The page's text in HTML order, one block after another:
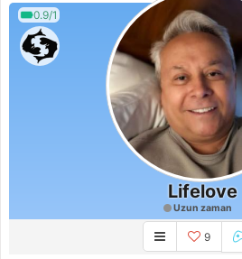
0.9/1
Lifelove
Uzun zaman
9